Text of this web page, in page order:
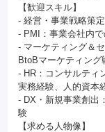
【歓迎スキル】
- 経営・事業戦略策
- PMI：事業会社内
- マーケティング＆
BtoBマーケティン
- HR：コンサルティ
実務経験、人的資本
- DX・新規事業創出
験
【求める人物像】